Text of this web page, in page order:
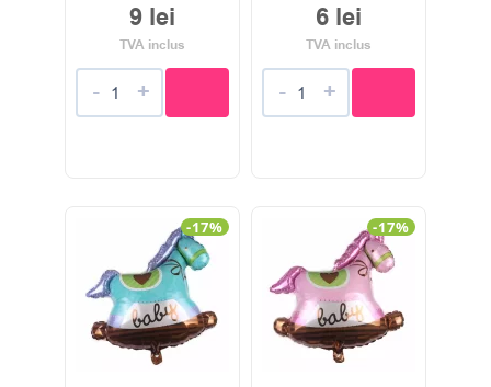
9 lei
TVA inclus
- +
6 lei
TVA inclus
- +
-17% -17%